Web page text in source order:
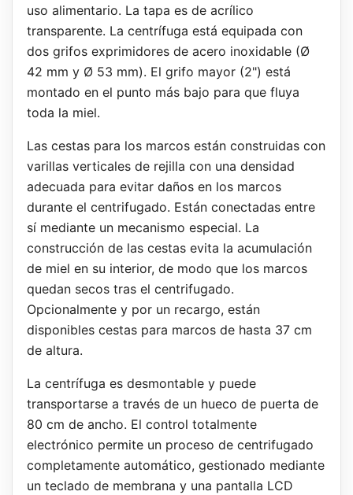
uso alimentario. La tapa es de acrílico
transparente. La centrífuga está equipada con
dos grifos exprimidores de acero inoxidable (Ø
42 mm y Ø 53 mm). El grifo mayor (2") está
montado en el punto más bajo para que fluya
toda la miel.
Las cestas para los marcos están construidas con
varillas verticales de rejilla con una densidad
adecuada para evitar daños en los marcos
durante el centrifugado. Están conectadas entre
sí mediante un mecanismo especial. La
construcción de las cestas evita la acumulación
de miel en su interior, de modo que los marcos
quedan secos tras el centrifugado.
Opcionalmente y por un recargo, están
disponibles cestas para marcos de hasta 37 cm
de altura.
La centrífuga es desmontable y puede
transportarse a través de un hueco de puerta de
80 cm de ancho. El control totalmente
electrónico permite un proceso de centrifugado
completamente automático, gestionado mediante
un teclado de membrana y una pantalla LCD